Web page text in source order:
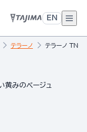
EN
テラーノ テラーノ TN-
黄みのベージュ